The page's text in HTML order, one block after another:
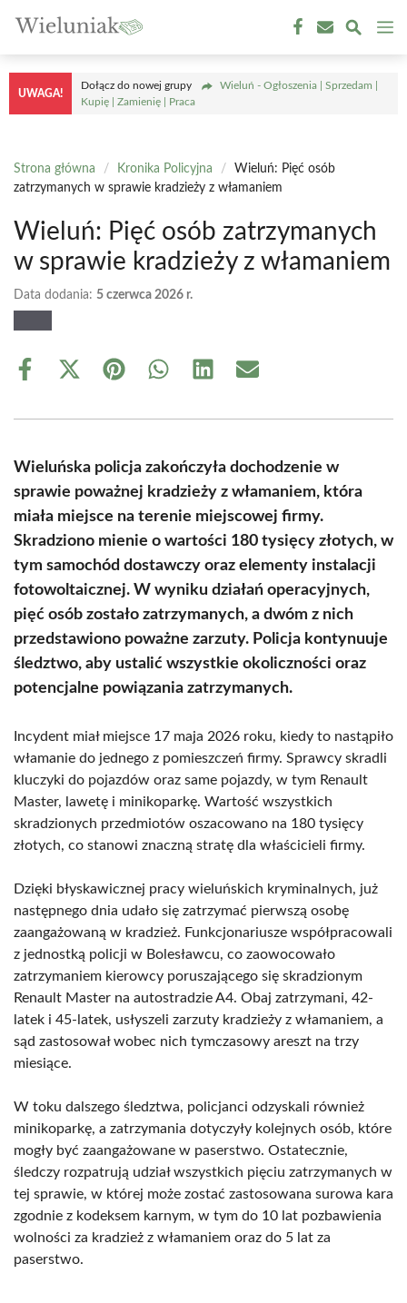
treści
UWAGA!
Dołącz do nowej grupy
Wieluń - Ogłoszenia | Sprzedam |
Kupię | Zamienię | Praca
Strona główna / Kronika Policyjna /
Wieluń: Pięć osób
zatrzymanych w sprawie kradzieży z włamaniem
Wieluń: Pięć osób zatrzymanych
w sprawie kradzieży z włamaniem
Data dodania: 5 czerwca 2026 r.
Share
Share
(Twitter)
Share Share Share Share
Wieluńska policja zakończyła dochodzenie w
sprawie poważnej kradzieży z włamaniem, która
miała miejsce na terenie miejscowej firmy.
Skradziono mienie o wartości 180 tysięcy złotych, w
tym samochód dostawczy oraz elementy instalacji
fotowoltaicznej. W wyniku działań operacyjnych,
pięć osób zostało zatrzymanych, a dwóm z nich
przedstawiono poważne zarzuty. Policja kontynuuje
śledztwo, aby ustalić wszystkie okoliczności oraz
potencjalne powiązania zatrzymanych.
Incydent miał miejsce 17 maja 2026 roku, kiedy to nastąpiło
włamanie do jednego z pomieszczeń firmy. Sprawcy skradli
kluczyki do pojazdów oraz same pojazdy, w tym Renault
Master, lawetę i minikoparkę. Wartość wszystkich
skradzionych przedmiotów oszacowano na 180 tysięcy
złotych, co stanowi znaczną stratę dla właścicieli firmy.
Dzięki błyskawicznej pracy wieluńskich kryminalnych, już
następnego dnia udało się zatrzymać pierwszą osobę
zaangażowaną w kradzież. Funkcjonariusze współpracowali
z jednostką policji w Bolesławcu, co zaowocowało
zatrzymaniem kierowcy poruszającego się skradzionym
Renault Master na autostradzie A4. Obaj zatrzymani, 42-
latek i 45-latek, usłyszeli zarzuty kradzieży z włamaniem, a
sąd zastosował wobec nich tymczasowy areszt na trzy
miesiące.
W toku dalszego śledztwa, policjanci odzyskali również
minikoparkę, a zatrzymania dotyczyły kolejnych osób, które
mogły być zaangażowane w paserstwo. Ostatecznie,
śledczy rozpatrują udział wszystkich pięciu zatrzymanych w
tej sprawie, w której może zostać zastosowana surowa kara
zgodnie z kodeksem karnym, w tym do 10 lat pozbawienia
wolności za kradzież z włamaniem oraz do 5 lat za
paserstwo.